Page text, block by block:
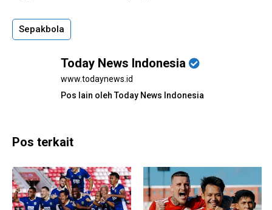
Sepakbola
Today News Indonesia
www.todaynews.id
Pos lain oleh Today News Indonesia
Pos terkait